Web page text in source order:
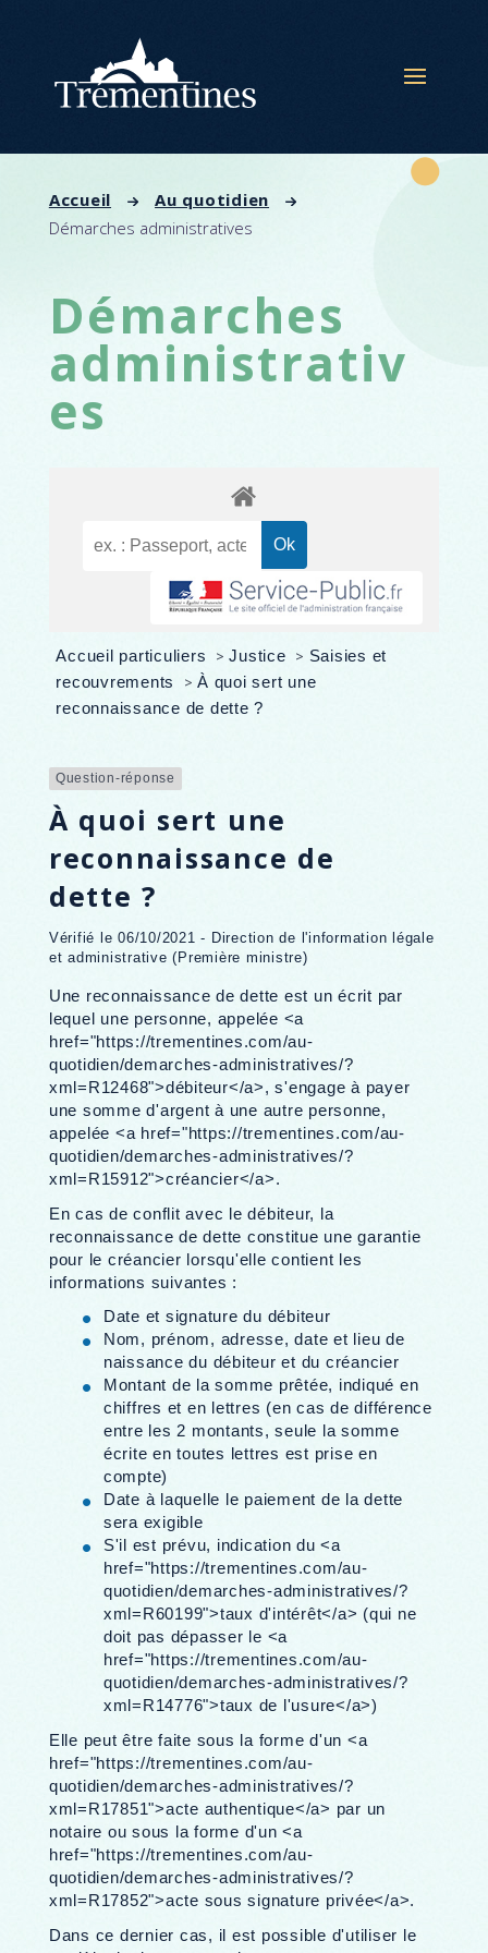
Accueil
Au quotidien
Démarches administratives
Démarches
administrativ
es
Accueil particuliers > Justice > Saisies et
recouvrements
> À quoi sert une
reconnaissance de dette ?
Question-réponse
À quoi sert une
reconnaissance de
dette ?
Vérifié le 06/10/2021 - Direction de l'information légale
et administrative (Première ministre)
Une reconnaissance de dette est un écrit par
lequel une personne, appelée <a
href="https://trementines.com/au-
quotidien/demarches-administratives/?
xml=R12468">débiteur</a>, s'engage à payer
une somme d'argent à une autre personne,
appelée <a href="https://trementines.com/au-
quotidien/demarches-administratives/?
xml=R15912">créancier</a>.
En cas de conflit avec le débiteur, la
reconnaissance de dette constitue une garantie
pour le créancier lorsqu'elle contient les
informations suivantes :
Date et signature du débiteur
Nom, prénom, adresse, date et lieu de
naissance du débiteur et du créancier
Montant de la somme prêtée, indiqué en
chiffres et en lettres (en cas de différence
entre les 2 montants, seule la somme
écrite en toutes lettres est prise en
compte)
Date à laquelle le paiement de la dette
sera exigible
S'il est prévu, indication du <a
href="https://trementines.com/au-
quotidien/demarches-administratives/?
xml=R60199">taux d'intérêt</a> (qui ne
doit pas dépasser le <a
href="https://trementines.com/au-
quotidien/demarches-administratives/?
xml=R14776">taux de l'usure</a>)
Elle peut être faite sous la forme d'un <a
href="https://trementines.com/au-
quotidien/demarches-administratives/?
xml=R17851">acte authentique</a> par un
notaire ou sous la forme d'un <a
href="https://trementines.com/au-
quotidien/demarches-administratives/?
xml=R17852">acte sous signature privée</a>.
Dans ce dernier cas, il est possible d'utiliser le